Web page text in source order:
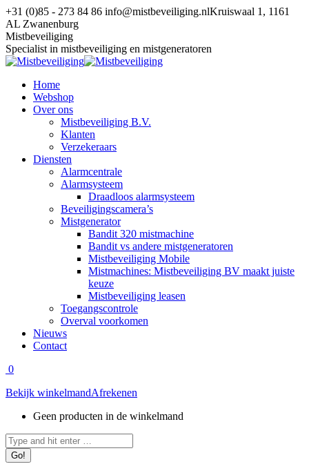
Spring
naar
content
+31 (0)85 - 273 84 86 info@mistbeveiliging.nlKruiswaal 1, 1161
AL Zwanenburg
Facebook
page
opens
new
window
YouTube
page
opens
new
window
X
page
opens
new
window
Mistbeveiliging
Specialist in mistbeveiliging en mistgeneratoren
Home
Webshop
Over ons
Mistbeveiliging B.V.
Klanten
Verzekeraars
Diensten
Alarmcentrale
Alarmsysteem
Draadloos alarmsysteem
Beveiligingscamera’s
Mistgenerator
Bandit 320 mistmachine
Bandit vs andere mistgeneratoren
Mistbeveiliging Mobile
Mistmachines: Mistbeveiliging BV maakt juiste
keuze
Mistbeveiliging leasen
Toegangscontrole
Overval voorkomen
Nieuws
Contact
0
Bekijk winkelmandAfrekenen
Geen producten in de winkelmand
Zoeken: